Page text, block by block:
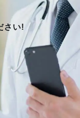
さい!